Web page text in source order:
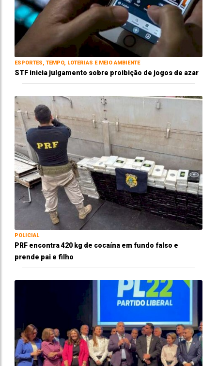
ESPORTES, TEMPO, LOTERIAS E MEIO AMBIENTE
STF inicia julgamento sobre proibição de jogos de azar
POLICIAL
PRF encontra 420 kg de cocaína em fundo falso e
prende pai e filho